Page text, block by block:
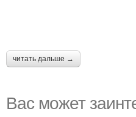
читать дальше →
Вас может